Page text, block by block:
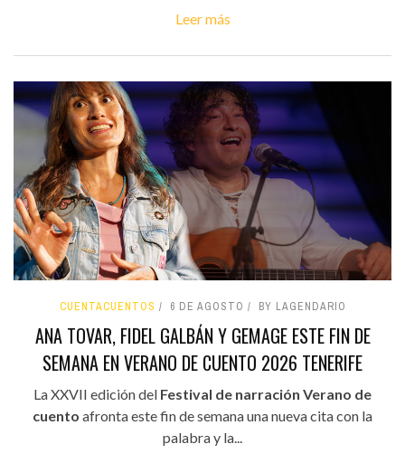
Leer más
CUENTACUENTOS 6 DE AGOSTO BY LAGENDARIO
ANA TOVAR, FIDEL GALBÁN Y GEMAGE ESTE FIN DE
SEMANA EN VERANO DE CUENTO 2026 TENERIFE
La XXVII edición del Festival de narración Verano de
cuento afronta este fin de semana una nueva cita con la
palabra y la...